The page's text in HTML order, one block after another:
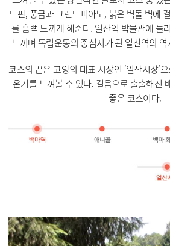
드판, 풍금과 그랜드피아노, 붉은 벽돌 벽에
를 흠뻑 느끼게 해준다. 일산역 박물관에 들
느끼며 독립운동의 중심지가 된 일산역의
코스의 끝은 고양의 대표 시장인 ‘일산시장’
온기를 느껴볼 수 있다. 걸음으로 출출해진
좋은 코스이다.